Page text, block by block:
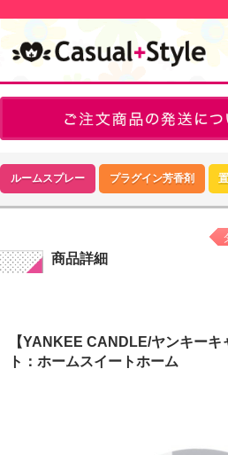
ルームスプレー プラグイン芳香剤
商品詳細
【YANKEE CANDLE/ヤンキー
ト：ホームスイートホーム